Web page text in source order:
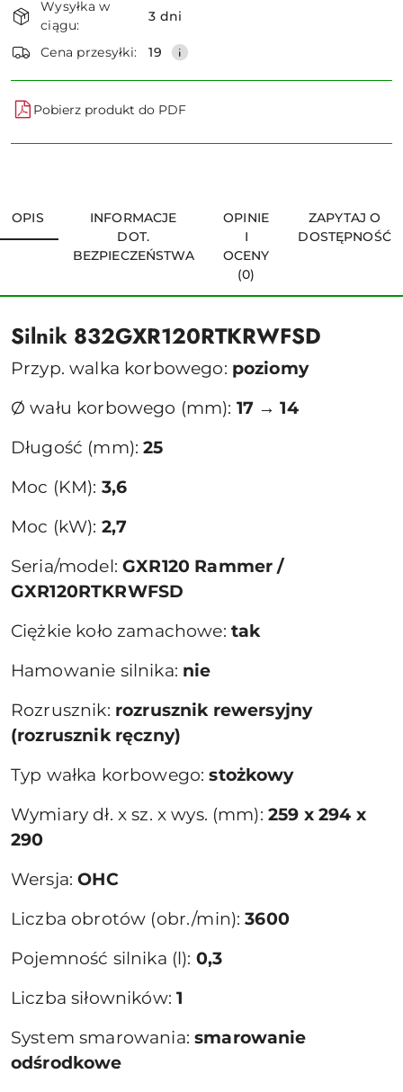
i
dostawa
Wysyłka w
ciągu:
3 dni
Cena przesyłki: 19
Pobierz produkt do PDF
OPIS
INFORMACJE
DOT.
BEZPIECZEŃSTWA
OPINIE
I
OCENY
(0)
ZAPYTAJ O
DOSTĘPNOŚĆ
Silnik 832GXR120RTKRWFSD
Przyp. walka korbowego: poziomy
Ø wału korbowego (mm): 17 → 14
Długość (mm):25
Moc (KM): 3,6
Moc (kW): 2,7
Seria/model:GXR120 Rammer /
GXR120RTKRWFSD
Ciężkie koło zamachowe: tak
Hamowanie silnika: nie
Rozrusznik: rozrusznik rewersyjny
(rozrusznik ręczny)
Typ wałka korbowego:stożkowy
Wymiary dł. x sz. x wys. (mm): 259 x 294 x
290
Wersja:OHC
Liczba obrotów (obr./min):3600
Pojemność silnika (l): 0,3
Liczba siłowników:1
System smarowania:smarowanie
odśrodkowe